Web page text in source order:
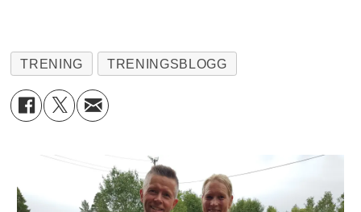
TRENING TRENINGSBLOGG